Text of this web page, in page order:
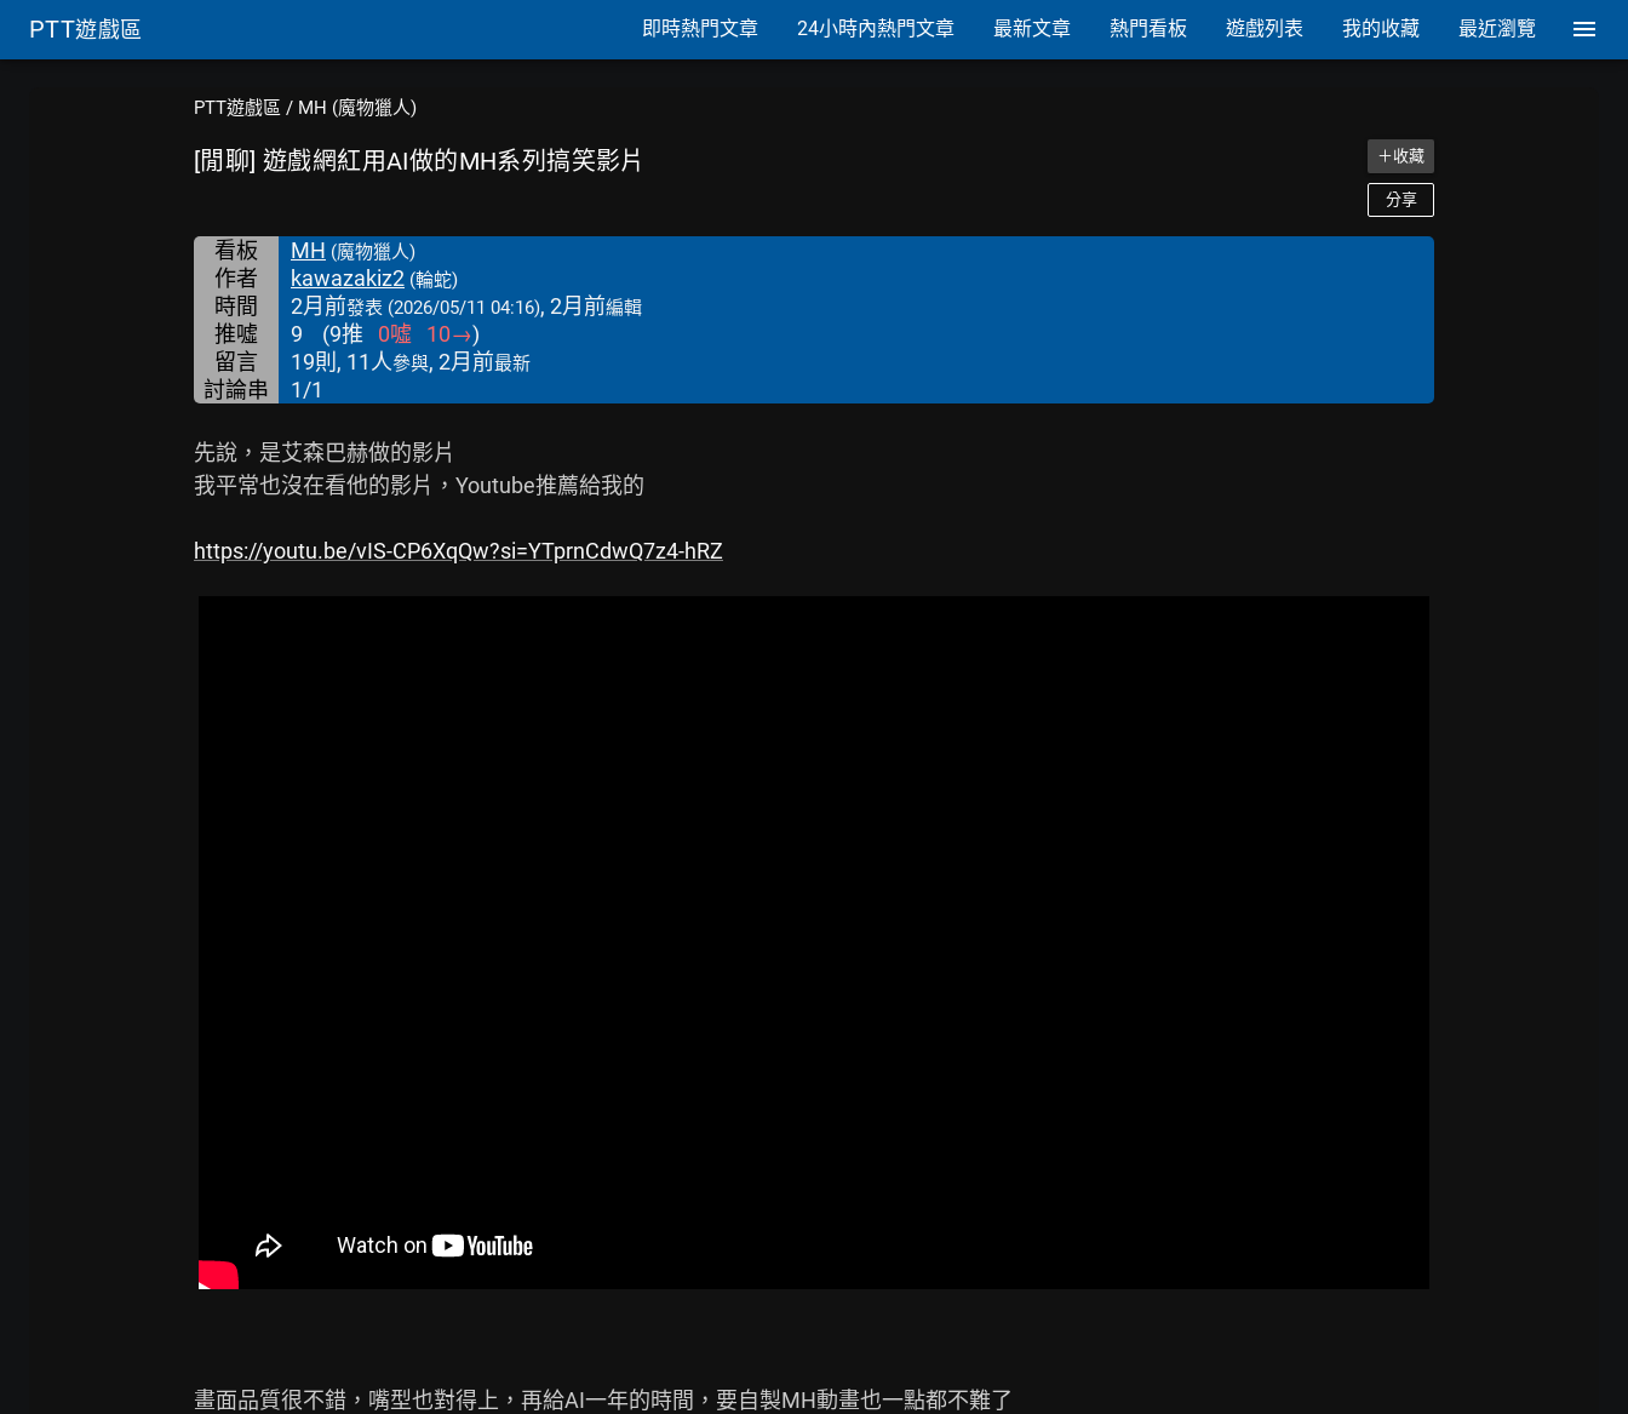
PTT遊戲區 即時熱門文章 24小時內熱門文章 最新文章 熱門看板 遊戲列表 我的收藏 最近瀏覽
PTT遊戲區 / MH (魔物獵人)
[閒聊] 遊戲網紅用AI做的MH系列搞笑影片 ＋收藏
分享
看板 MH (魔物獵人)
作者 kawazakiz2 (輪蛇)
時間 2月前發表 (2026/05/11 04:16), 2月前編輯
推噓 9 (9推 0噓 10→)
留言
19則, 11人參與, 2月前最新
討論串 1/1
先說，是艾森巴赫做的影片
我平常也沒在看他的影片，Youtube推薦給我的
https://youtu.be/vIS-CP6XqQw?si=YTprnCdwQ7z4-hRZ
畫面品質很不錯，嘴型也對得上，再給AI一年的時間，要自製MH動畫也一點都不難了